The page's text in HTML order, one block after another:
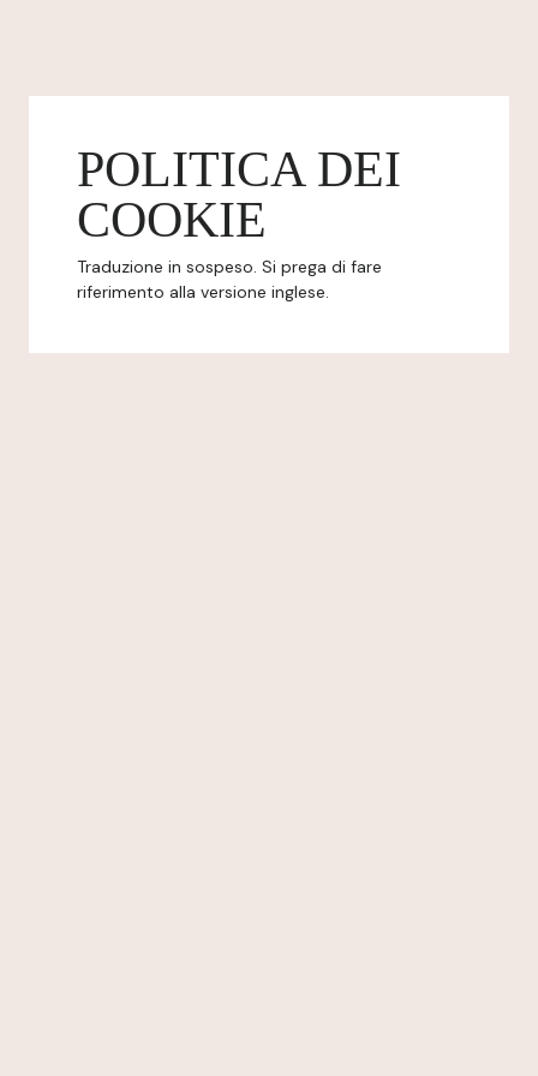
POLITICA DEI
COOKIE
Traduzione in sospeso. Si prega di fare
riferimento alla versione inglese.